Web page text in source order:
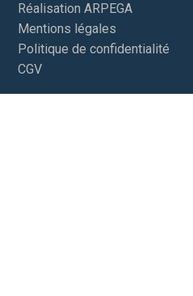
Réalisation ARPEGA
Mentions légales
Politique de confidentialité
CGV